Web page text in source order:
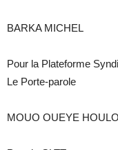
BARKA MICHEL
Pour la Plateforme
Le Porte-parole
MOUO OUEYE